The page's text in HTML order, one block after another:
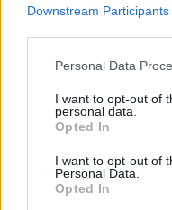
Downstream Participants
Personal Data
I want to opt-out of
personal data.
Opted In
I want to opt-out of
Personal Data.
Opted In
Det mest sete i
Aldersberegner